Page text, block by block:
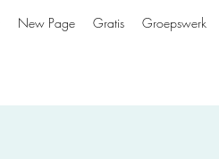
New Page Gratis Groepswerk